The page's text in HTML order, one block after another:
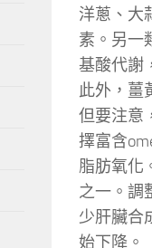
洋蔥、大
素。另一
基酸代謝
此外，薑
但要注意
擇富含
脂肪氧化
之一。調
少肝臟合
始下降。